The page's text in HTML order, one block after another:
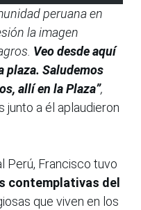
peruana en
la imagen
Veo desde aquí
plaza. Saludemos
allí en la Plaza”,
junto a él aplaudieron
Perú, Francisco tuvo
contemplativas del
que viven en los